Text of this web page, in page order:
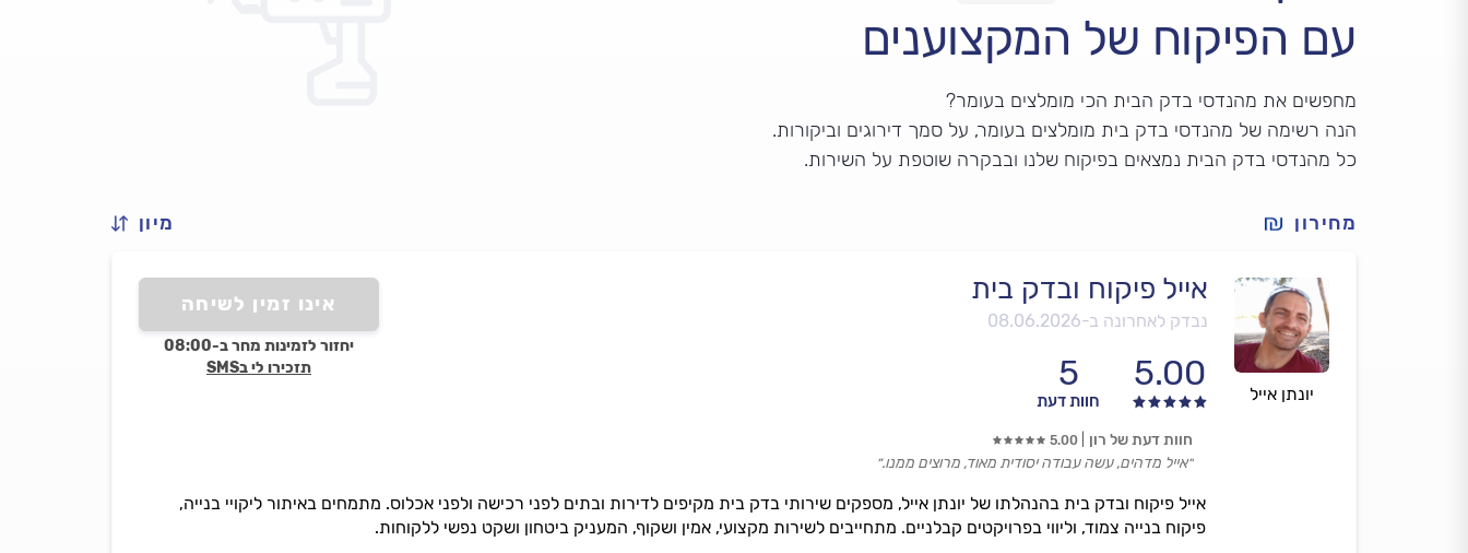
עם הפיקוח של המקצוענים
מחפשים את מהנדסי בדק הבית הכי מומלצים בעומר?
הנה רשימה של מהנדסי בדק בית מומלצים בעומר, על סמך דירוגים וביקורות.
כל מהנדסי בדק הבית נמצאים בפיקוח שלנו ובבקרה שוטפת על השירות.
מחירון מיון
יונתן אייל
אייל פיקוח ובדק בית
נבדק לאחרונה ב-08.06.2026
5.00
5
חוות דעת
אינו זמין לשיחה
יחזור לזמינות מחר ב-08:00
תזכירו לי בSMS
אייל פיקוח ובדק בית בהנהלתו של יונתן אייל, מספקים שירותי בדק בית מקיפים לדירות ובתים לפני רכישה ולפני אכלוס. מתמחים באיתור ליקויי בנייה,
פיקוח בנייה צמוד, וליווי בפרויקטים קבלניים. מתחייבים לשירות מקצועי, אמין ושקוף, המעניק ביטחון ושקט נפשי ללקוחות.
חוות דעת של רון 5.00
״אייל מדהים, עשה עבודה יסודית מאוד, מרוצים ממנו.״